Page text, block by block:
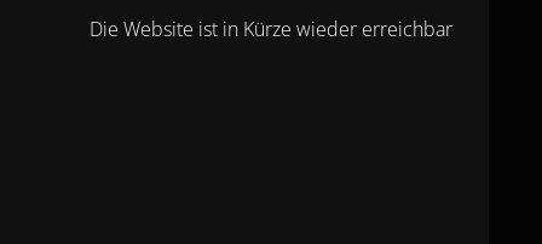
Die Website ist in Kürze wieder erreichbar